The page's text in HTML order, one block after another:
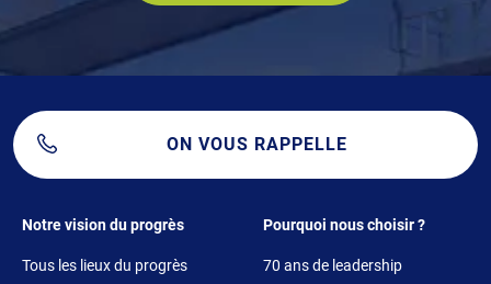
ON VOUS RAPPELLE
Footer 1
Notre vision du progrès
Tous les lieux du progrès
Footer 2
Pourquoi nous choisir ?
70 ans de leadership